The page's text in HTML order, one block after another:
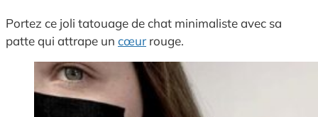
Portez ce joli tatouage de chat minimaliste avec sa
patte qui attrape un cœur rouge.